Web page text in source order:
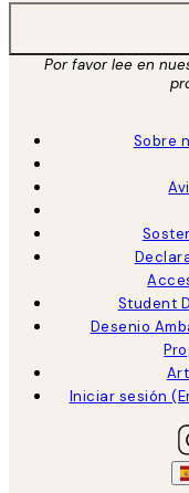
Por favor lee en
Sobre
Student
Desenio
Iniciar sesión